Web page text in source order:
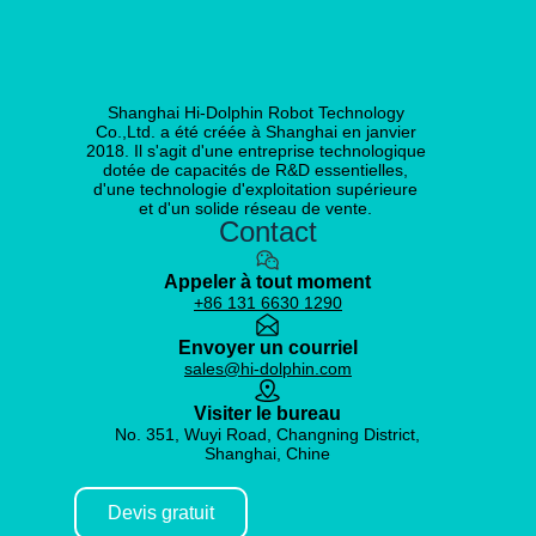
Shanghai Hi-Dolphin Robot Technology
Co.,Ltd. a été créée à Shanghai en janvier
2018. Il s'agit d'une entreprise technologique
dotée de capacités de R&D essentielles,
d'une technologie d'exploitation supérieure
et d'un solide réseau de vente.
Contact
Appeler à tout moment
+86 131 6630 1290
Envoyer un courriel
sales@hi-dolphin.com
Visiter le bureau
No. 351, Wuyi Road, Changning District,
Shanghai, Chine
Devis gratuit